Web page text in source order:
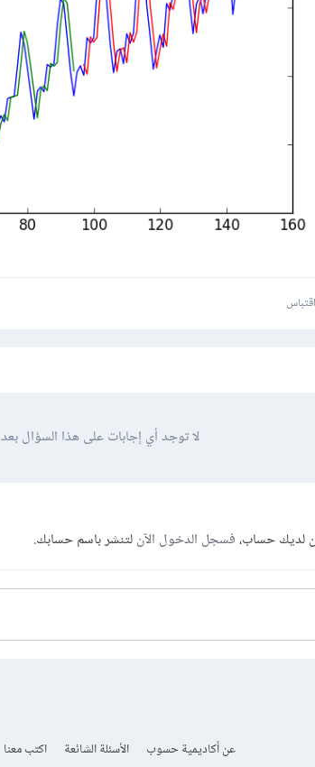
اقتباس
لا توجد أي إجابات على هذا السؤال بعد
لديك حساب،فسجل الدخول الآنلتنشر باسم حسابك.
عن أكاديمية حسوب الأسئلة الشائعة اكتب معنا